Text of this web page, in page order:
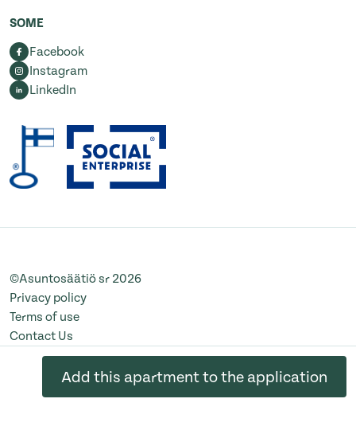
SOME
Facebook
Instagram
LinkedIn
©Asuntosäätiö sr 2026
Privacy policy
Terms of use
Contact Us
Change cookie settings
Add this apartment to the application